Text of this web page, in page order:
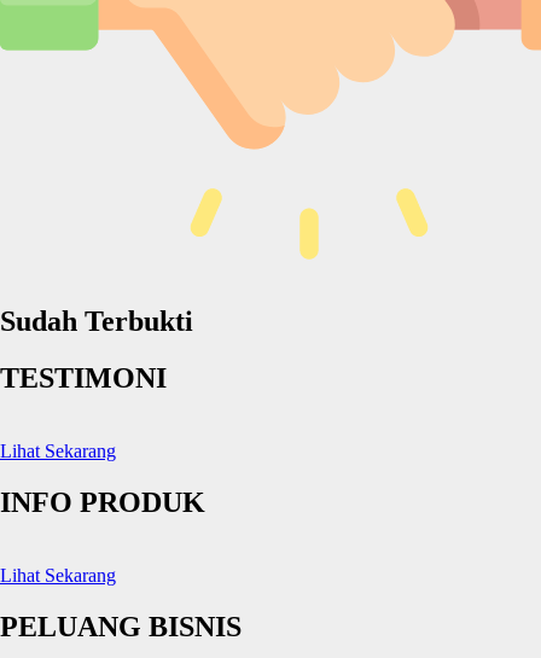
Sudah Terbukti
TESTIMONI
Lihat Sekarang
INFO PRODUK
Lihat Sekarang
PELUANG BISNIS